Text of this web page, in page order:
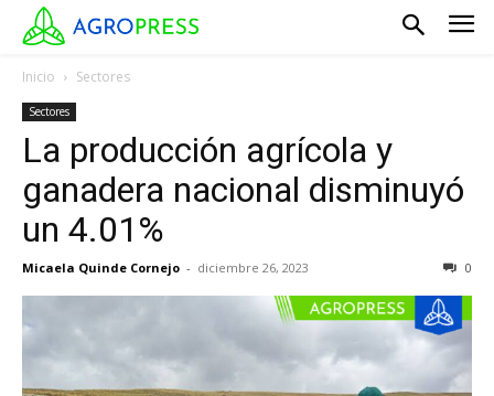
Inicio Sectores
Sectores
La producción agrícola y
ganadera nacional disminuyó
un 4.01%
Micaela Quinde Cornejo - diciembre 26, 2023 0